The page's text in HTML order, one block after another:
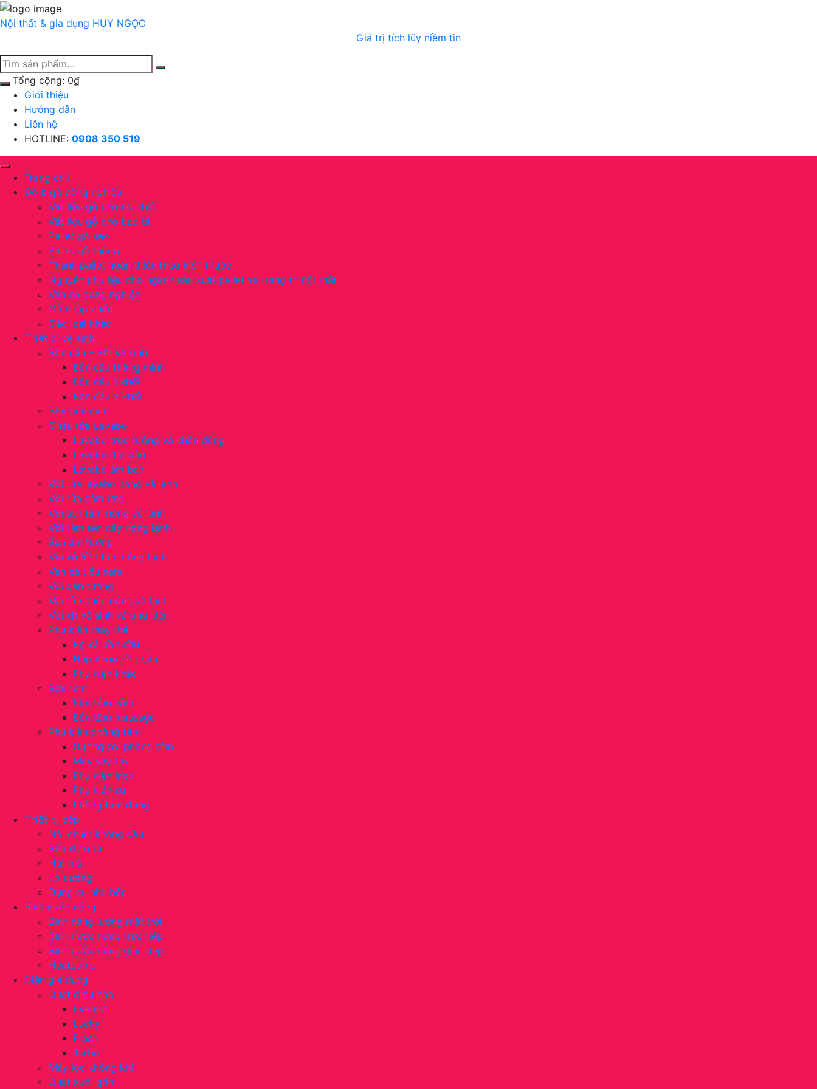
Chuyển
tới
Nội thất & gia dụng HUY NGỌC
Giá trị tích lũy niềm tin
Tổng cộng: 0₫
Giới thiệu
Hướng dẫn
Liên hệ
HOTLINE: 0908 350 519
Trang chủ
Gỗ & gỗ công nghiệp
Vật liệu gỗ cho nội thất
Vật liệu gỗ cho bao bì
Pallet gỗ keo
Pallet gỗ thông
Thanh pallet hoàn thiện theo kích thước
Nguyên phụ liệu cho ngành sản xuất pallet và trang trí nội thất
Ván ép công nghiệp
Gỗ nhập khẩu
Các loại khác
Thiết bị vệ sinh
Bồn cầu – Bệt vệ sinh
Bồn cầu thông minh
Bồn cầu 1 khối
Bồn cầu 2 khối
Bồn tiểu nam
Chậu rửa Lavabo
Lavabo treo tường và chân đứng
Lavabo đặt bàn
Lavabo âm bàn
Vòi rửa lavabo nóng và lạnh
Vòi rửa cảm ứng
Vòi sen tắm nóng và lạnh
Vòi tắm sen cây nóng lạnh
Sen âm tường
Vòi xả bồn tắm nóng lạnh
Van xả tiểu nam
Vòi gắn tường
Vòi rửa chén nóng và lạnh
Vòi xịt vệ sinh và phụ kiện
Phụ kiện thay thế
Bộ xả bồn cầu
Nắp nhựa bồn cầu
Phụ kiện khác
Bồn tắm
Bồn tắm nằm
Bồn tắm massage
Phụ kiện phòng tắm
Gương soi phòng tắm
Máy sấy tay
Phụ kiện inox
Phụ kiện sứ
Phòng tắm đứng
Thiết bị bếp
Nồi chiên không dầu
Bếp điện từ
Hút mùi
Lò nướng
Dụng cụ nhà bếp
Bình nước nóng
Bình năng lượng mặt trời
Bình nước nóng trực tiếp
Bình nước nóng gián tiếp
Heatpump
Điện gia dụng
Quạt điều hòa
Everest
Lucky
Fresh
Turbo
Máy lọc không khí
Quạt sưởi gốm